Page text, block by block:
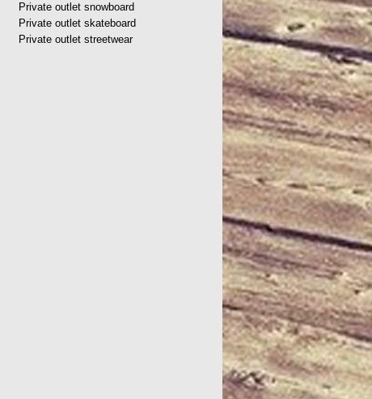
Private outlet snowboard
Private outlet skateboard
Private outlet streetwear